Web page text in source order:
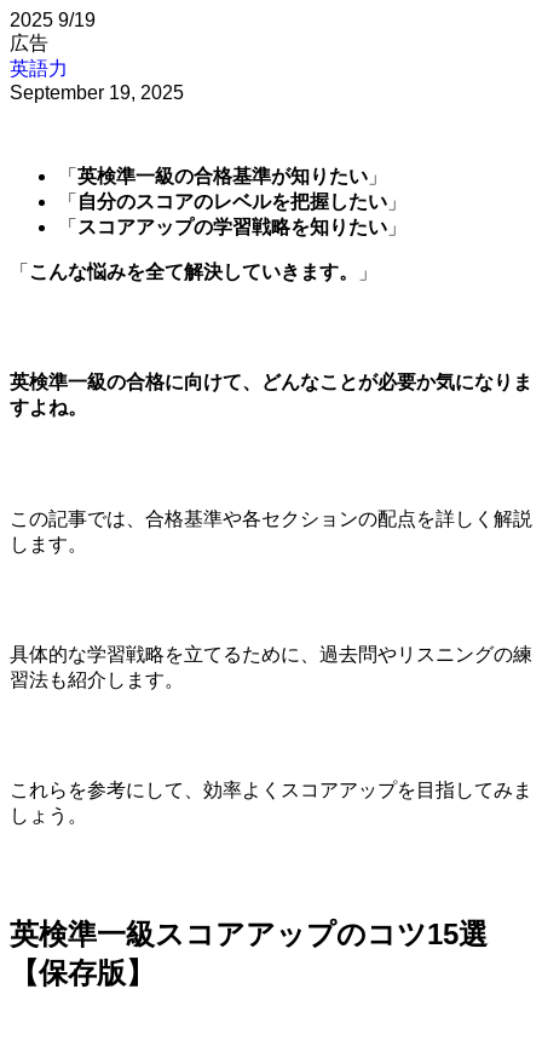
2025 9/19
広告
英語力
September 19, 2025
「 英検準一級の合格基準が知りたい 」
「 自分のスコアのレベルを把握したい 」
「 スコアアップの学習戦略を知りたい 」
「 こんな悩みを全て解決していきます。 」
英検準一級の合格に向けて、どんなことが必要か気になりま
すよね。
この記事では、合格基準や各セクションの配点を詳しく解説
します。
具体的な学習戦略を立てるために、過去問やリスニングの練
習法も紹介します。
これらを参考にして、効率よくスコアアップを目指してみま
しょう。
英検準一級スコアアップのコツ15選
【保存版】